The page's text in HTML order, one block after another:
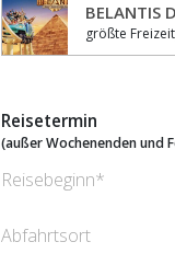
BELANTIS
größte
Reisetermin
(außer Wochenenden und
Reisebeginn
Abfahrtsort